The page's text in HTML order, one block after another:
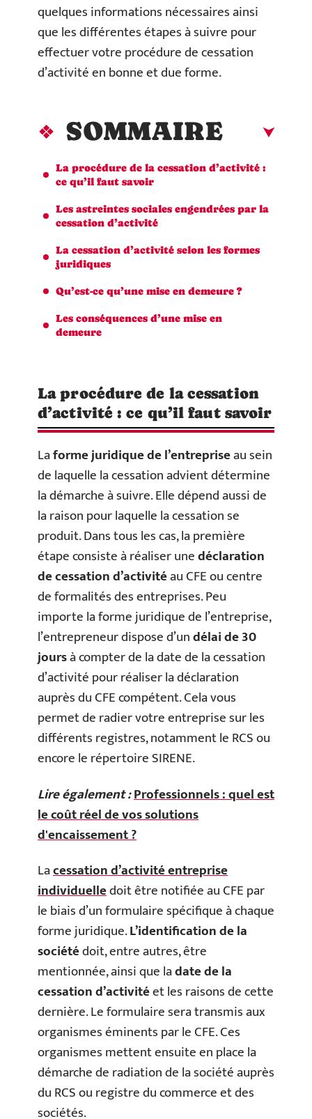
quelques informations nécessaires ainsi
que les différentes étapes à suivre pour
effectuer votre procédure de cessation
d’activité en bonne et due forme.
SOMMAIRE
La procédure de la cessation d’activité :
ce qu’il faut savoir
Les astreintes sociales engendrées par la
cessation d’activité
La cessation d’activité selon les formes
juridiques
Qu’est-ce qu’une mise en demeure ?
Les conséquences d’une mise en
demeure
La procédure de la cessation
d’activité : ce qu’il faut savoir
Laforme juridique de l’entrepriseau sein
de laquelle la cessation advient détermine
la démarche à suivre. Elle dépend aussi de
la raison pour laquelle la cessation se
produit. Dans tous les cas, la première
étape consiste à réaliser unedéclaration
de cessation d’activitéau CFE ou centre
de formalités des entreprises. Peu
importe la forme juridique de l’entreprise,
l’entrepreneur dispose d’undélai de 30
joursà compter de la date de la cessation
d’activité pour réaliser la déclaration
auprès du CFE compétent. Cela vous
permet de radier votre entreprise sur les
différents registres, notamment le RCS ou
encore le répertoire SIRENE.
Lire également :Professionnels : quel est
le coût réel de vos solutions
d'encaissement ?
Lacessation d’activité entreprise
individuelledoit être notifiée au CFE par
le biais d’un formulaire spécifique à chaque
forme juridique.L’identification de la
sociétédoit, entre autres, être
mentionnée, ainsi que ladate de la
cessation d’activitéet les raisons de cette
dernière. Le formulaire sera transmis aux
organismes éminents par le CFE. Ces
organismes mettent ensuite en place la
démarche de radiation de la société auprès
du RCS ou registre du commerce et des
sociétés.